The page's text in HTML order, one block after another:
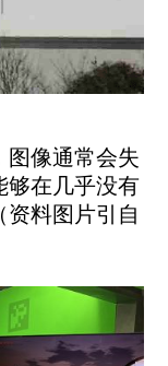
像通常会失
在几乎没有
料图片引自